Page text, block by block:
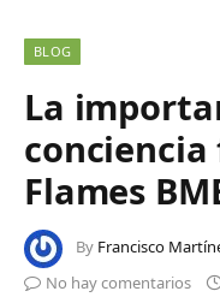
BLOG
La
Flames
By Francisco
No hay comentarios